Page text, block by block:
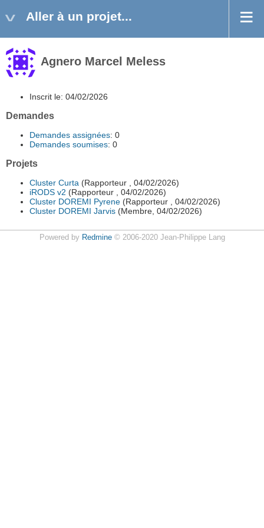
Aller à un projet...
Agnero Marcel Meless
Inscrit le: 04/02/2026
Demandes
Demandes assignées: 0
Demandes soumises: 0
Projets
Cluster Curta (Rapporteur , 04/02/2026)
iRODS v2 (Rapporteur , 04/02/2026)
Cluster DOREMI Pyrene (Rapporteur , 04/02/2026)
Cluster DOREMI Jarvis (Membre, 04/02/2026)
Powered by Redmine© 2006-2020 Jean-Philippe Lang